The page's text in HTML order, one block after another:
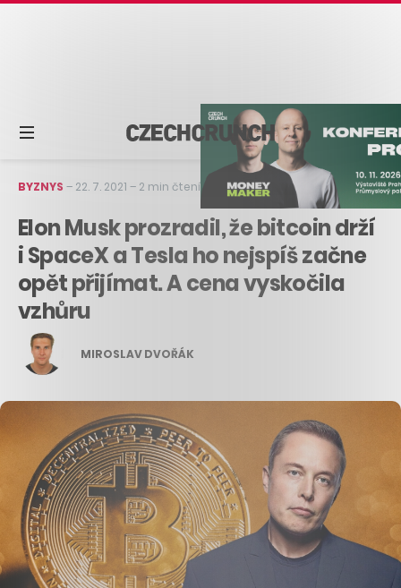
BYZNYS – 22. 7. 2021 – 2 min čtení
Elon Musk prozradil, že bitcoin drží
i SpaceX a Tesla ho nejspíš začne
opět přijímat. A cena vyskočila
vzhůru
MIROSLAV DVOŘÁK